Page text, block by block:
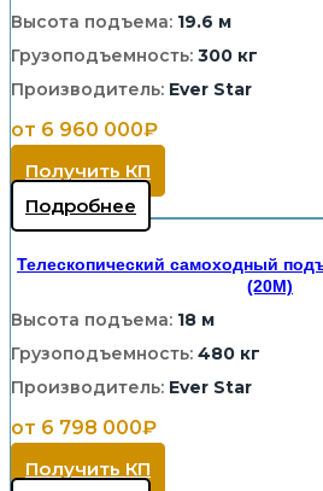
Высота подъема: 19.6 м
Грузоподъемность: 300 кг
Производитель: Ever Star
от 6 960 000₽
Получить КП
Подробнее
Телескопический самоходный
(20M)
Высота подъема: 18 м
Грузоподъемность: 480 кг
Производитель: Ever Star
от 6 798 000₽
Получить КП